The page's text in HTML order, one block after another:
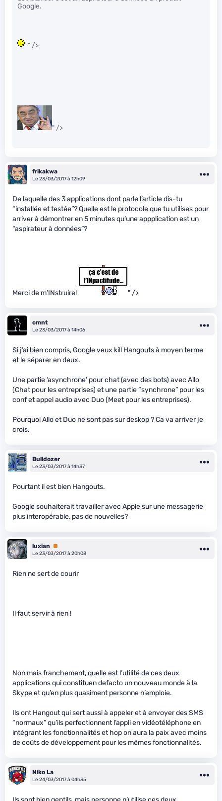
Google.
" />
" />
frikakwa
Le 23/03/2017 à 12h09
De laquelle des 3 applications dont parle l’article dis-tu
“installée et testée”? Quelle est le protocole que tu utilises pour
arriver à démontrer en 5 minutes qu’une appplication est un
“aspirateur à données”?
Merci de m’INstruire! " />
cmnt
Le 23/03/2017 à 14h06
Si j’ai bien compris, Google veux kill Hangouts à moyen terme
et le séparer en deux.
Une partie ‘asynchrone’ pour chat (avec des bots) avec Allo
(Chat pour les entreprises) et une partie “synchrone” pour les
conf et appel audio avec Duo (Meet pour les entreprises).
Pourquoi Allo et Duo ne sont pas sur deskop ? Ca va arriver je
crois.
Bulldozer
Le 23/03/2017 à 14h37
Pourtant il est bien Hangouts.
Google souhaiterait travailler avec Apple sur une messagerie
plus interopérable, pas de nouvelles?
luxian
Premium
Le 23/03/2017 à 20h08
Rien ne sert de courir
Il faut servir à rien !
Non mais franchement, quelle est l’utilité de ces deux
applications qui constituen defacto un nouveau monde à la
Skype et qu’en plus quasiment personne n’emploie.
Ils ont Hangout qui sert aussi à appeler et à envoyer des SMS
“normaux” qu’ils perfectionnent l’appli en vidéotéléphone en
intégrant les fonctionnalités et hop on aura la paix avec moins
de coûts de développement pour les mêmes fonctionnalités.
Niko La
Le 24/03/2017 à 04h35